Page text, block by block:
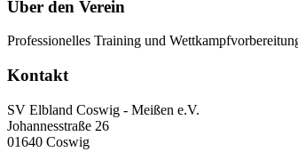
Über den Verein
Professionelles Training und
Kontakt
SV Elbland Coswig - Meißen e.V.
Johannesstraße 26
01640 Coswig